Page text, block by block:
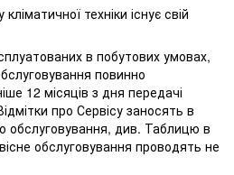
техніки існує свій
в побутових умовах,
повинно
12 місяців з дня передачі
про Сервісу заносять в
обслуговування, див. Таблицю в
обслуговування проводять не